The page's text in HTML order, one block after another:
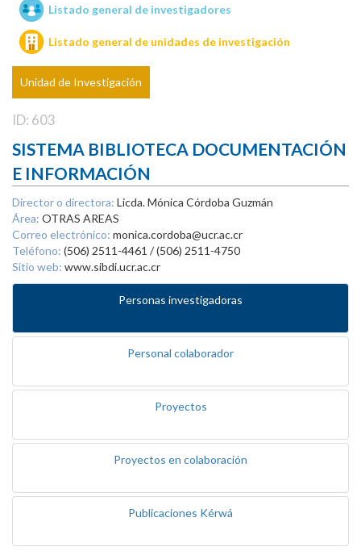
Unidades de investigación
Listado general de investigadores
Listado general de unidades de investigación
Unidad de Investigación
ID: 603
SISTEMA BIBLIOTECA DOCUMENTACIÓN
E INFORMACIÓN
Director o directora: Licda. Mónica Córdoba Guzmán
Área: OTRAS AREAS
Correo electrónico: monica.cordoba@ucr.ac.cr
Teléfono: (506) 2511-4461 / (506) 2511-4750
Sitio web: www.sibdi.ucr.ac.cr
Personas investigadoras
Personal colaborador
Proyectos
Proyectos en colaboración
Publicaciones Kérwá